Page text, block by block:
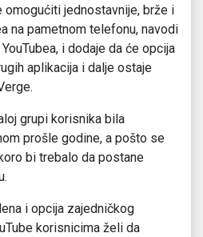
omogućiti jednostavnije, brže i
na pametnom telefonu, navodi
i dodaje da će opcija
aplikacija i dalje ostaje
grupi korisnika bila
prošle godine, a pošto se
bi trebalo da postane
i opcija zajedničkog
korisnicima želi da